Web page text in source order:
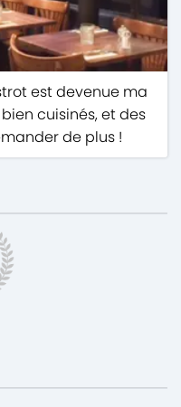
est devenue ma
cuisinés, et des
de plus !